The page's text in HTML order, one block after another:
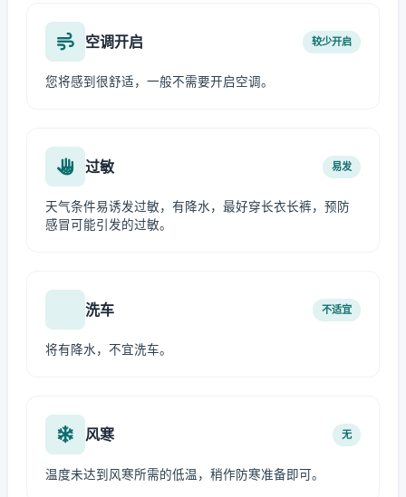
空调开启 较少开启
您将感到很舒适，一般不需要开启空调。
过敏 易发
天气条件易诱发过敏，有降水，最好穿长衣长裤，预防
感冒可能引发的过敏。
洗车 不适宜
将有降水，不宜洗车。
风寒 无
温度未达到风寒所需的低温，稍作防寒准备即可。